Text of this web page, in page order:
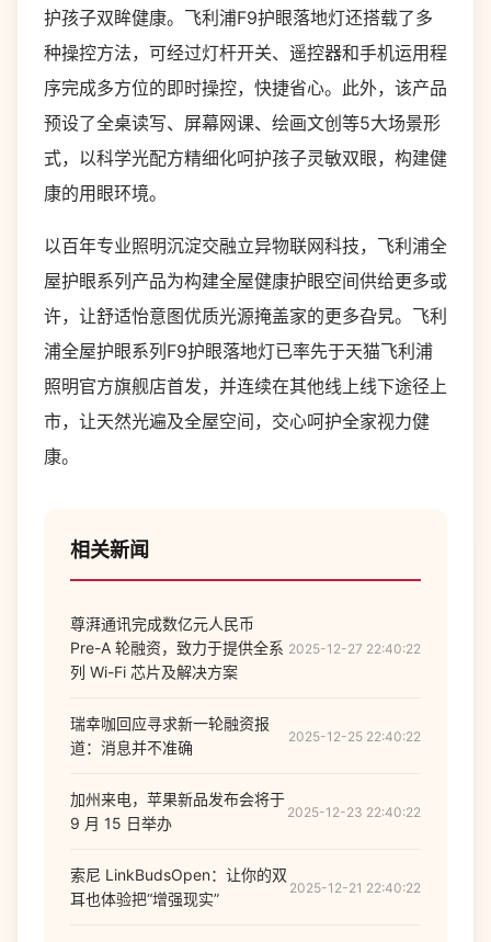
护孩子双眸健康。飞利浦F9护眼落地灯还搭载了多
种操控方法，可经过灯杆开关、遥控器和手机运用程
序完成多方位的即时操控，快捷省心。此外，该产品
预设了全桌读写、屏幕网课、绘画文创等5大场景形
式，以科学光配方精细化呵护孩子灵敏双眼，构建健
康的用眼环境。
以百年专业照明沉淀交融立异物联网科技，飞利浦全
屋护眼系列产品为构建全屋健康护眼空间供给更多或
许，让舒适怡意图优质光源掩盖家的更多旮旯。飞利
浦全屋护眼系列F9护眼落地灯已率先于天猫飞利浦
照明官方旗舰店首发，并连续在其他线上线下途径上
市，让天然光遍及全屋空间，交心呵护全家视力健
康。
相关新闻
尊湃通讯完成数亿元人民币
Pre-A 轮融资，致力于提供全系
列 Wi-Fi 芯片及解决方案
2025-12-27 22:40:22
瑞幸咖回应寻求新一轮融资报
道：消息并不准确
2025-12-25 22:40:22
加州来电，苹果新品发布会将于
9 月 15 日举办
2025-12-23 22:40:22
索尼 LinkBudsOpen：让你的双
耳也体验把“增强现实”
2025-12-21 22:40:22